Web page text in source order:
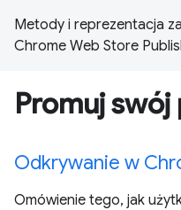
Metody i reprezentacja
Chrome Web Store
Promuj
Odkrywanie w
Omówienie tego, jak